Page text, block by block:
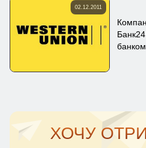
02.12.2011
банком
ХОЧУ